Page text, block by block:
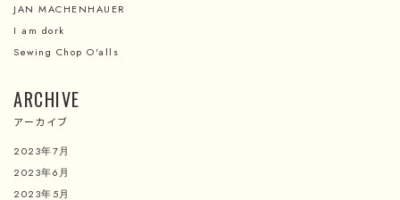
JAN MACHENHAUER
I am dork
Sewing Chop O'alls
ARCHIVE
アーカイブ
2023年7月
2023年6月
2023年5月